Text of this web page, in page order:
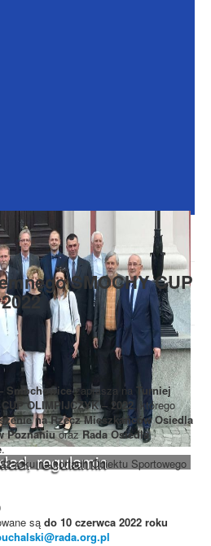
regulamin
SMOCHY CUP
Smochowicezaprasza na Turniej
OLIMPIJCZYK – 2022, którego
na Rzecz Mieszkańców Osiedla
PoznaniuorazRada Osiedla
.
roku na kortach Obiektu Sportowego
są do 10 czerwca 2022 roku